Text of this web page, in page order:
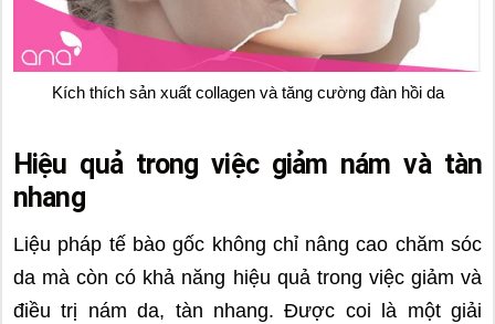
Kích thích sản xuất collagen và tăng cường đàn hồi da
Hiệu quả trong việc giảm nám và tàn
nhang
Liệu pháp tế bào gốc không chỉ nâng cao chăm sóc
da mà còn có khả năng hiệu quả trong việc giảm và
điều trị nám da, tàn nhang. Được coi là một giải